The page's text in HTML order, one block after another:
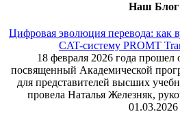
Наш Блог
Цифровая эволюция перевода: как
CAT-систему PROMT
18 февраля 2026 года прошел
посвященный Академической
для представителей высших
провела Наталья Железняк,
01.03.2026